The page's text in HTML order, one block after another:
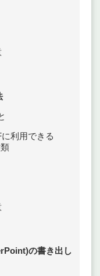
利用できる
の書き出し